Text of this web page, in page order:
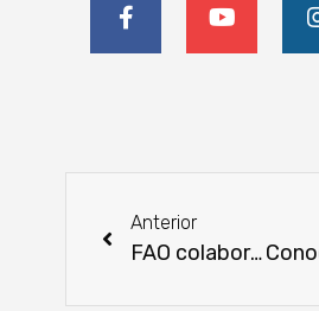
Anterior
FAO colabora con Paraguay en la implementación de bioseguridad contra la gripe aviar